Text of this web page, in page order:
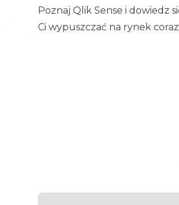
Poznaj Qlik Sense i dowiedz
Ci wypuszczać na rynek